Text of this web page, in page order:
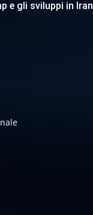
e gli sviluppi in Iran